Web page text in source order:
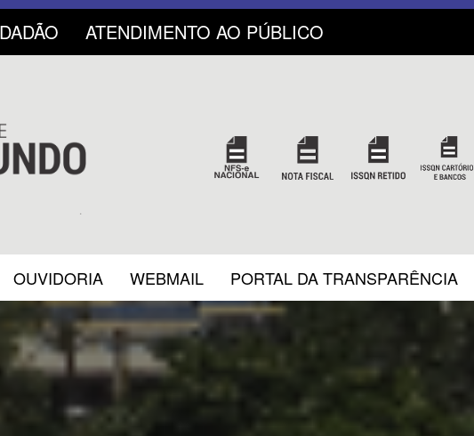
ATENDIMENTO AO PÚBLICO
OUVIDORIA WEBMAIL PORTAL DA TRANSPARÊNCIA